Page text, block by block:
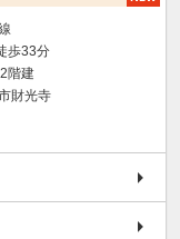
歩33分
階建
財光寺